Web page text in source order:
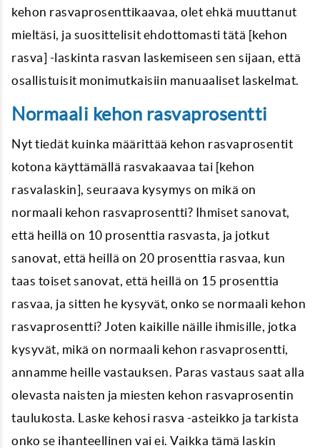
kehon rasvaprosenttikaavaa, olet ehkä muuttanut
mieltäsi, ja suosittelisit ehdottomasti tätä [kehon
rasva] -laskinta rasvan laskemiseen sen sijaan, että
osallistuisit monimutkaisiin manuaaliset laskelmat.
Normaali kehon rasvaprosentti
Nyt tiedät kuinka määrittää kehon rasvaprosentit
kotona käyttämällä rasvakaavaa tai [kehon
rasvalaskin], seuraava kysymys on mikä on
normaali kehon rasvaprosentti? Ihmiset sanovat,
että heillä on 10 prosenttia rasvasta, ja jotkut
sanovat, että heillä on 20 prosenttia rasvaa, kun
taas toiset sanovat, että heillä on 15 prosenttia
rasvaa, ja sitten he kysyvät, onko se normaali kehon
rasvaprosentti? Joten kaikille näille ihmisille, jotka
kysyvät, mikä on normaali kehon rasvaprosentti,
annamme heille vastauksen. Paras vastaus saat alla
olevasta naisten ja miesten kehon rasvaprosentin
taulukosta. Laske kehosi rasva -asteikko ja tarkista
onko se ihanteellinen vai ei. Vaikka tämä laskin